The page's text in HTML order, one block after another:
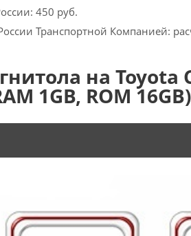
450 руб.
Транспортной Компанией:
на Toyota
1GB, ROM 16GB)